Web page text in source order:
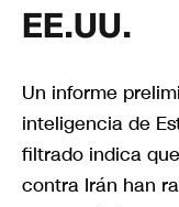
EE.UU.
Un informe
inteligencia de
filtrado indica
contra Irán han